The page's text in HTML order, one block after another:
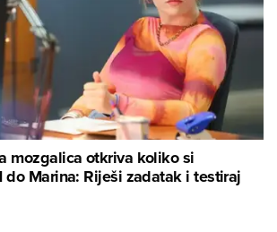
mozgalica otkriva koliko si
do Marina: Riješi zadatak i testiraj